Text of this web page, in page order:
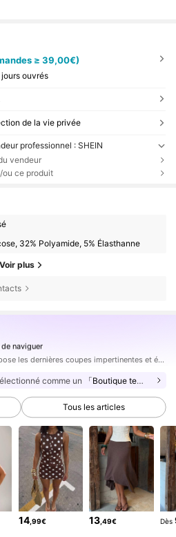
≥ 39,00€)
ouvrés
de la vie privée
professionnel : SHEIN
vendeur
ou ce produit
32% Polyamide, 5% Élasthanne
Voir plus
naviguer
SHEIN BAE vous propose les dernières coupes impertinentes et époustouflantes pour votre prochaine soirée amusante.
comme un 「Boutique tendance」
Tous les articles
14,99€ 13 ,49€ Dès